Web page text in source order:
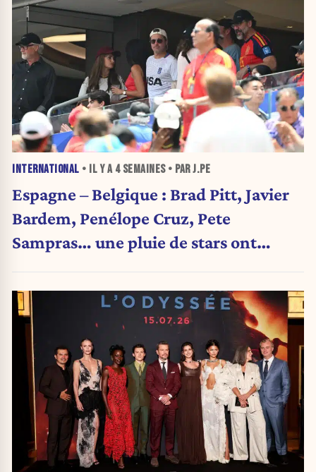
INTERNATIONAL • IL Y A 4 SEMAINES• PAR J.PE
Espagne – Belgique : Brad Pitt, Javier
Bardem, Penélope Cruz, Pete
Sampras… une pluie de stars ont